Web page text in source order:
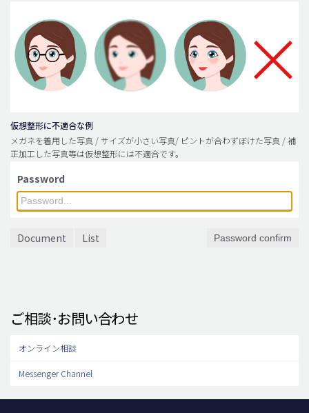
仮想整形に不適合な例
メガネを着用した写真 / サイズが小さい写真/ ピントが合わずぼけた写真 / 補
正加工した写真等は仮想整形には不適合です。
Password
Document List Password confirm
ご相談･お問い合わせ
オンライン相談
Messenger Channel